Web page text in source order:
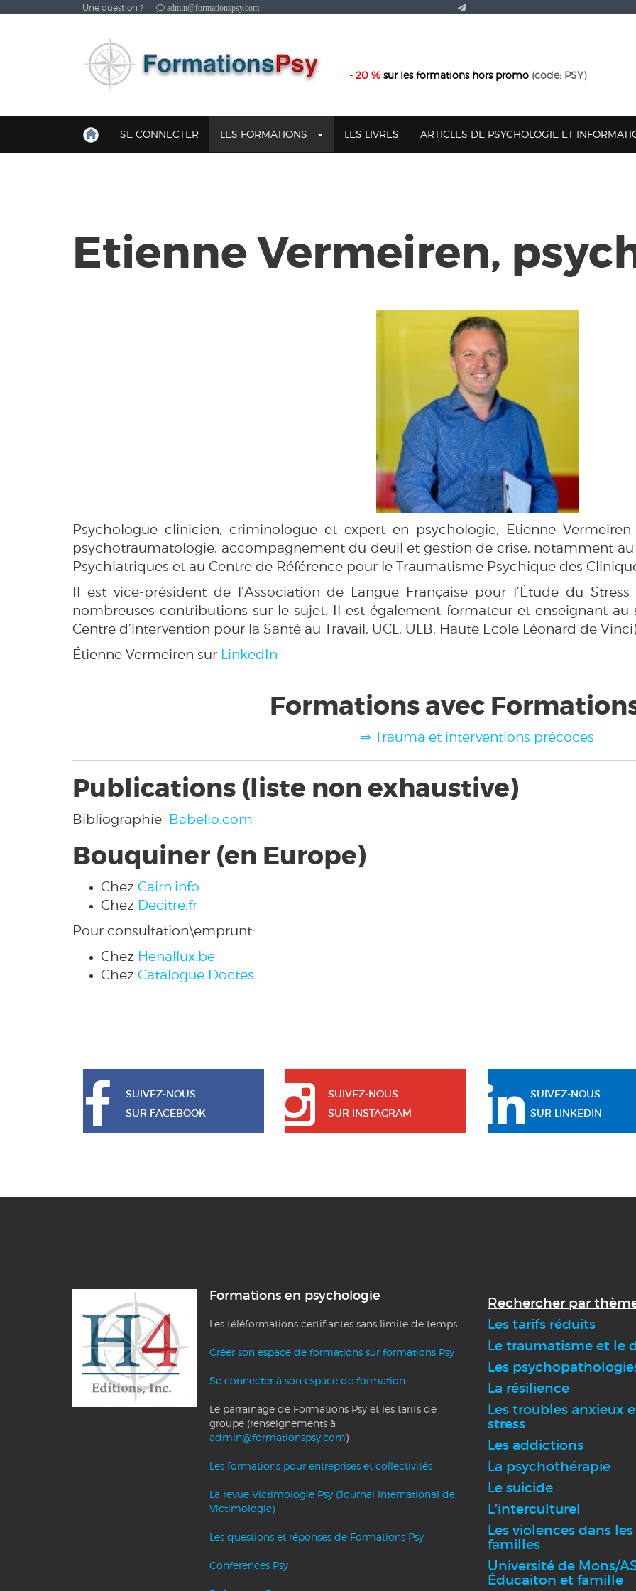
Une question ? admin@formationspsy.com
- 20 %sur les formations hors promo (code: PSY)
SE CONNECTER LES FORMATIONS LES LIVRES ARTICLES DE PSYCHOLOGIE ET
Etienne Vermeiren,
Psychologue clinicien, criminologue et expert en psychologie, Etienne
psychotraumatologie, accompagnement du deuil et gestion de crise, notamment au
Psychiatriques et au Centre de Référence pour le Traumatisme Psychique des
Il est vice-président de l’Association de Langue Française pour l’Étude du
nombreuses contributions sur le sujet. Il est également formateur et enseignant au
Centre d’intervention pour la Santé au Travail, UCL, ULB, Haute Ecole Léonard de
Étienne Vermeiren sur LinkedIn
Formations avec
⇒ Trauma et interventions précoces
Publications (liste non exhaustive)
Bibliographie Babelio.com
Bouquiner (en Europe)
Chez Cairn.info
Chez Decitre.fr
Pour consultation\emprunt:
Chez Henallux.be
Chez Catalogue Doctes
SUIVEZ-NOUS
SUR FACEBOOK
SUIVEZ-NOUS
SUR INSTAGRAM
SUIVEZ-NOUS
SUR LINKEDIN
Formations en psychologie
Les téléformations certifiantes sans limite de temps
Créer son espace de formations sur formations Psy
Se connecter à son espace de formation
Le parrainage de Formations Psy et les tarifs de
groupe (renseignements à
admin@formationspsy.com)
Les formations pour entreprises et collectivités
La revue Victimologie Psy (Journal International de
Victimologie)
Les questions et réponses de Formations Psy
Conferences Psy
Rechercher par
Les tarifs réduits
Le traumatisme et le
Les
La résilience
Les troubles anxieux
stress
Les addictions
La psychothérapie
Le suicide
L'interculturel
Les violences dans les
familles
Université de Mons/
Éducaiton et famille